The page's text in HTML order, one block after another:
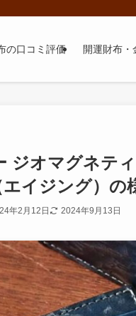
の口コミ評価 開運財布
ジオマグネテ
イジング）の
年2月12日 2024年9月13日